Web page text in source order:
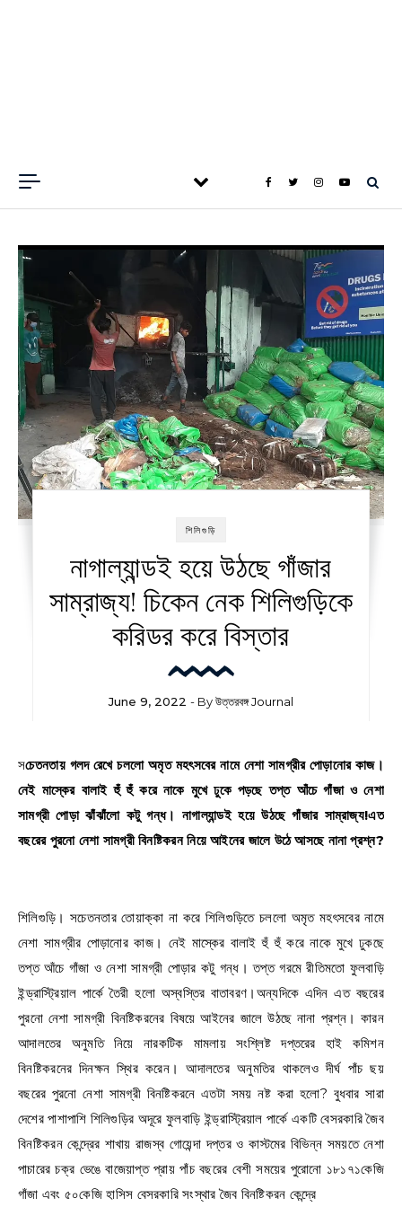
শিলিগুড়ি
নাগাল্যান্ডই হয়ে উঠছে গাঁজার
সাম্রাজ্য! চিকেন নেক শিলিগুড়িকে
করিডর করে বিস্তার
June 9, 2022 - Byউত্তরবঙ্গ Journal
সচেতনতায় গলদ রেখে চললো অমৃত মহৎসবের নামে নেশা সামগ্রীর পোড়ানোর কাজ।
নেই মাস্কের বালাই হুঁ হুঁ করে নাকে মুখে ঢুকে পড়ছে তপ্ত আঁচে গাঁজা ও নেশা
সামগ্রী পোড়া ঝাঁঝাঁলো কটু গন্ধ। নাগাল্যান্ডই হয়ে উঠছে গাঁজার সাম্রাজ্য!এত
বছরের পুরনো নেশা সামগ্রী বিনষ্টিকরন নিয়ে আইনের জালে উঠে আসছে নানা প্রশ্ন?
শিলিগুড়ি। সচেতনতার তোয়াক্কা না করে শিলিগুড়িতে চললো অমৃত মহৎসবের নামে
নেশা সামগ্রীর পোড়ানোর কাজ। নেই মাস্কের বালাই হুঁ হুঁ করে নাকে মুখে ঢুকছে
তপ্ত আঁচে গাঁজা ও নেশা সামগ্রী পোড়ার কটু গন্ধ। তপ্ত গরমে রীতিমতো ফুলবাড়ি
ইন্ড্রাস্ট্রিয়াল পার্কে তৈরী হলো অস্বস্তির বাতাবরণ।অন্যদিকে এদিন এত বছরের
পুরনো নেশা সামগ্রী বিনষ্টিকরনের বিষয়ে আইনের জালে উঠছে নানা প্রশ্ন। কারন
আদালতের অনুমতি নিয়ে নারকটিক মামলায় সংশ্লিষ্ট দপ্তরের হাই কমিশন
বিনষ্টিকরনের দিনক্ষন স্থির করেন। আদালতের অনুমতির থাকলেও দীর্ঘ পাঁচ ছয়
বছরের পুরনো নেশা সামগ্রী বিনষ্টিকরনে এতটা সময় নষ্ট করা হলো? বুধবার সারা
দেশের পাশাপাশি শিলিগুড়ির অদূরে ফুলবাড়ি ইন্ড্রাস্ট্রিয়াল পার্কে একটি বেসরকারি জৈব
বিনষ্টিকরন কেন্দ্রের শাখায় রাজস্ব গোয়েন্দা দপ্তর ও কাস্টমের বিভিন্ন সময়তে নেশা
পাচারের চক্র ভেঙে বাজেয়াপ্ত প্রায় পাঁচ বছরের বেশী সময়ের পুরোনো ১৮১৭১কেজি
গাঁজা এবং ৫০কেজি হাসিস বেসরকারি সংস্থার জৈব বিনষ্টিকরন কেন্দ্রে